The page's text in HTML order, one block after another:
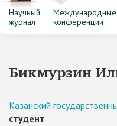
Научный
журнал
Международные
конференции
Бикмурзин
Казанский
студент